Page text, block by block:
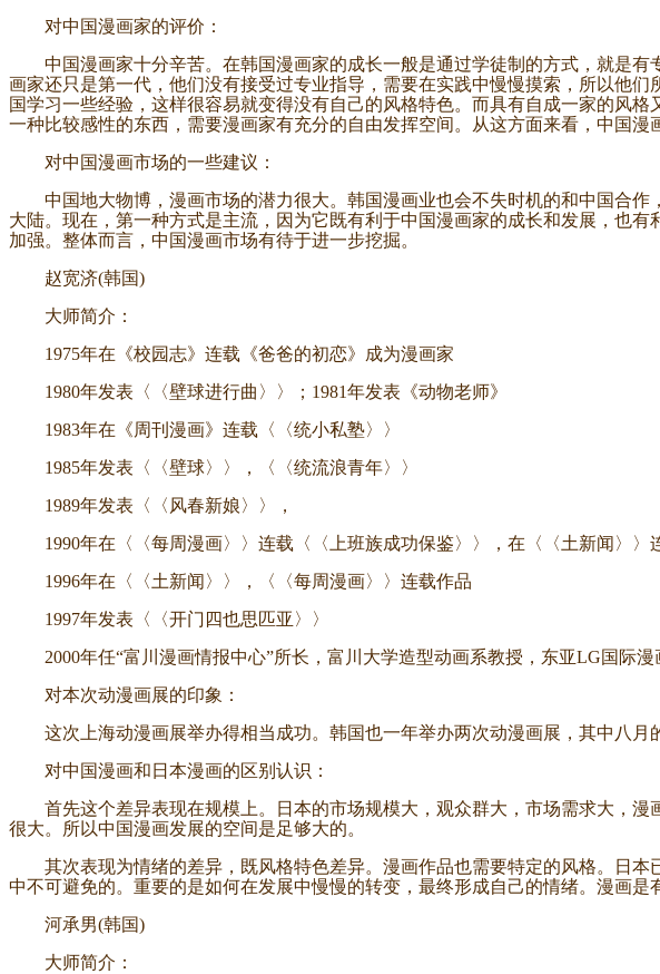
对中国漫画家的评价：
中国漫画家十分辛苦。在韩国漫画家的成长一般是通过学徒制的方式，就是有
画家还只是第一代，他们没有接受过专业指导，需要在实践中慢慢摸索，所以他
国学习一些经验，这样很容易就变得没有自己的风格特色。而具有自成一家的风
一种比较感性的东西，需要漫画家有充分的自由发挥空间。从这方面来看，中国漫
对中国漫画市场的一些建议：
中国地大物博，漫画市场的潜力很大。韩国漫画业也会不失时机的和中国合作
大陆。现在，第一种方式是主流，因为它既有利于中国漫画家的成长和发展，也
加强。整体而言，中国漫画市场有待于进一步挖掘。
赵宽济(韩国)
大师简介：
1975年在《校园志》连载《爸爸的初恋》成为漫画家
1980年发表〈〈壁球进行曲〉〉；1981年发表《动物老师》
1983年在《周刊漫画》连载〈〈统小私塾〉〉
1985年发表〈〈壁球〉〉，〈〈统流浪青年〉〉
1989年发表〈〈风春新娘〉〉，
1990年在〈〈每周漫画〉〉连载〈〈上班族成功保鉴〉〉，在〈〈土新闻〉〉
1996年在〈〈土新闻〉〉，〈〈每周漫画〉〉连载作品
1997年发表〈〈开门四也思匹亚〉〉
2000年任“富川漫画情报中心”所长，富川大学造型动画系教授，东亚LG国际漫
对本次动漫画展的印象：
这次上海动漫画展举办得相当成功。韩国也一年举办两次动漫画展，其中八月
对中国漫画和日本漫画的区别认识：
首先这个差异表现在规模上。日本的市场规模大，观众群大，市场需求大，漫
很大。所以中国漫画发展的空间是足够大的。
其次表现为情绪的差异，既风格特色差异。漫画作品也需要特定的风格。日本
中不可避免的。重要的是如何在发展中慢慢的转变，最终形成自己的情绪。漫画是
河承男(韩国)
大师简介：